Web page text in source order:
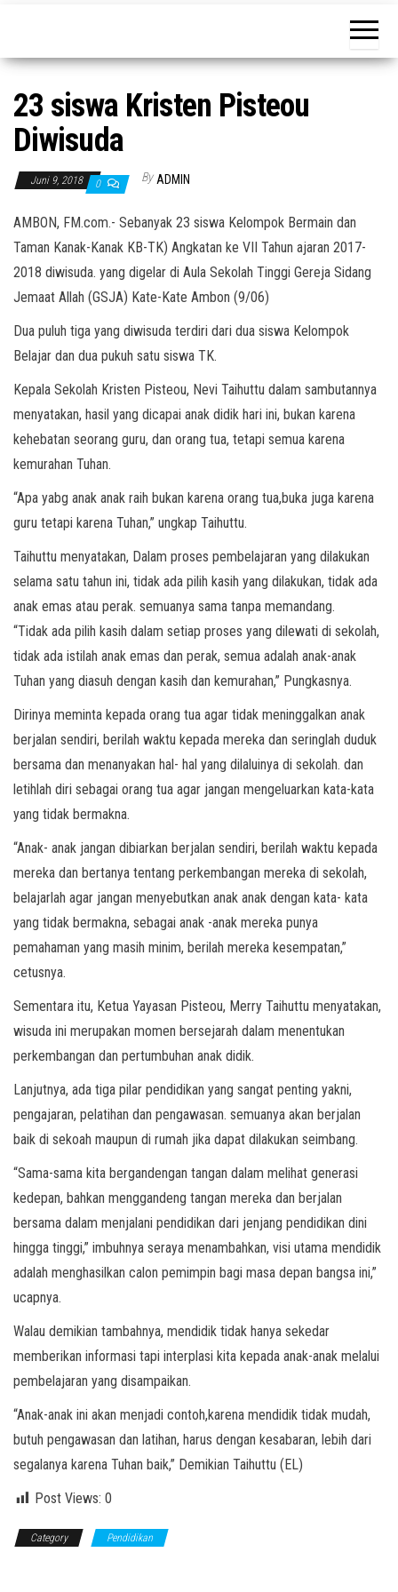
23 siswa Kristen Pisteou
Diwisuda
Juni 9, 2018 0 By ADMIN
AMBON, FM.com.- Sebanyak 23 siswa Kelompok Bermain dan
Taman Kanak-Kanak KB-TK) Angkatan ke VII Tahun ajaran 2017-
2018 diwisuda. yang digelar di Aula Sekolah Tinggi Gereja Sidang
Jemaat Allah (GSJA) Kate-Kate Ambon (9/06)
Dua puluh tiga yang diwisuda terdiri dari dua siswa Kelompok
Belajar dan dua pukuh satu siswa TK.
Kepala Sekolah Kristen Pisteou, Nevi Taihuttu dalam sambutannya
menyatakan, hasil yang dicapai anak didik hari ini, bukan karena
kehebatan seorang guru, dan orang tua, tetapi semua karena
kemurahan Tuhan.
“Apa yabg anak anak raih bukan karena orang tua,buka juga karena
guru tetapi karena Tuhan,” ungkap Taihuttu.
Taihuttu menyatakan, Dalam proses pembelajaran yang dilakukan
selama satu tahun ini, tidak ada pilih kasih yang dilakukan, tidak ada
anak emas atau perak. semuanya sama tanpa memandang.
“Tidak ada pilih kasih dalam setiap proses yang dilewati di sekolah,
tidak ada istilah anak emas dan perak, semua adalah anak-anak
Tuhan yang diasuh dengan kasih dan kemurahan,” Pungkasnya.
Dirinya meminta kepada orang tua agar tidak meninggalkan anak
berjalan sendiri, berilah waktu kepada mereka dan seringlah duduk
bersama dan menanyakan hal- hal yang dilaluinya di sekolah. dan
letihlah diri sebagai orang tua agar jangan mengeluarkan kata-kata
yang tidak bermakna.
“Anak- anak jangan dibiarkan berjalan sendiri, berilah waktu kepada
mereka dan bertanya tentang perkembangan mereka di sekolah,
belajarlah agar jangan menyebutkan anak anak dengan kata- kata
yang tidak bermakna, sebagai anak -anak mereka punya
pemahaman yang masih minim, berilah mereka kesempatan,”
cetusnya.
Sementara itu, Ketua Yayasan Pisteou, Merry Taihuttu menyatakan,
wisuda ini merupakan momen bersejarah dalam menentukan
perkembangan dan pertumbuhan anak didik.
Lanjutnya, ada tiga pilar pendidikan yang sangat penting yakni,
pengajaran, pelatihan dan pengawasan. semuanya akan berjalan
baik di sekoah maupun di rumah jika dapat dilakukan seimbang.
“Sama-sama kita bergandengan tangan dalam melihat generasi
kedepan, bahkan menggandeng tangan mereka dan berjalan
bersama dalam menjalani pendidikan dari jenjang pendidikan dini
hingga tinggi,” imbuhnya seraya menambahkan, visi utama mendidik
adalah menghasilkan calon pemimpin bagi masa depan bangsa ini,”
ucapnya.
Walau demikian tambahnya, mendidik tidak hanya sekedar
memberikan informasi tapi interplasi kita kepada anak-anak melalui
pembelajaran yang disampaikan.
“Anak-anak ini akan menjadi contoh,karena mendidik tidak mudah,
butuh pengawasan dan latihan, harus dengan kesabaran, lebih dari
segalanya karena Tuhan baik,” Demikian Taihuttu (EL)
Post Views: 0
Category Pendidikan